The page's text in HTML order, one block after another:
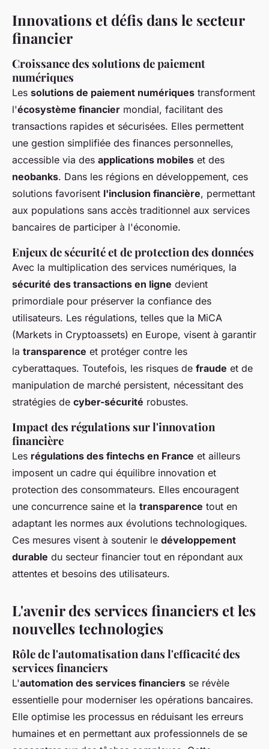
Innovations et défis dans le secteur
financier
Croissance des solutions de paiement
numériques
Les solutions de paiement numériques transforment
l'écosystème financier mondial, facilitant des
transactions rapides et sécurisées. Elles permettent
une gestion simplifiée des finances personnelles,
accessible via des applications mobiles et des
neobanks. Dans les régions en développement, ces
solutions favorisent l'inclusion financière, permettant
aux populations sans accès traditionnel aux services
bancaires de participer à l'économie.
Enjeux de sécurité et de protection des données
Avec la multiplication des services numériques, la
sécurité des transactions en ligne devient
primordiale pour préserver la confiance des
utilisateurs. Les régulations, telles que la MiCA
(Markets in Cryptoassets) en Europe, visent à garantir
la transparence et protéger contre les
cyberattaques. Toutefois, les risques de fraude et de
manipulation de marché persistent, nécessitant des
stratégies de cyber-sécurité robustes.
Impact des régulations sur l'innovation
financière
Les régulations des fintechs en France et ailleurs
imposent un cadre qui équilibre innovation et
protection des consommateurs. Elles encouragent
une concurrence saine et la transparence tout en
adaptant les normes aux évolutions technologiques.
Ces mesures visent à soutenir le développement
durable du secteur financier tout en répondant aux
attentes et besoins des utilisateurs.
L'avenir des services financiers et les
nouvelles technologies
Rôle de l'automatisation dans l'efficacité des
services financiers
L'automation des services financiers se révèle
essentielle pour moderniser les opérations bancaires.
Elle optimise les processus en réduisant les erreurs
humaines et en permettant aux professionnels de se